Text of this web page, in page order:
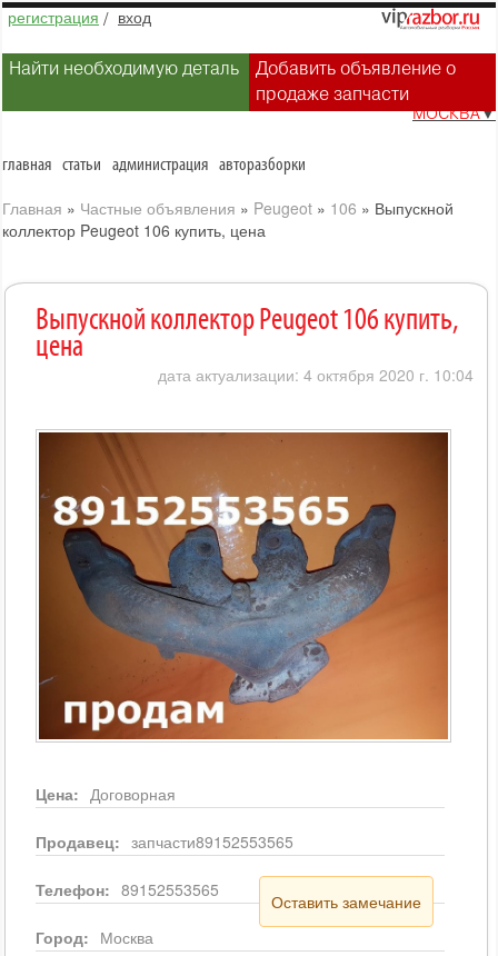
регистрация / вход
Найти необходимую деталь
Добавить объявление о
продаже запчасти
МОСКВА▼
главная статьи администрация авторазборки
Главная » Частные объявления » Peugeot » 106 » Выпускной
коллектор Peugeot 106 купить, цена
Выпускной коллектор Peugeot 106 купить,
цена
дата актуализации: 4 октября 2020 г. 10:04
Цена: Договорная
Продавец: запчасти89152553565
Телефон: 89152553565
Оставить замечание
Город: Москва